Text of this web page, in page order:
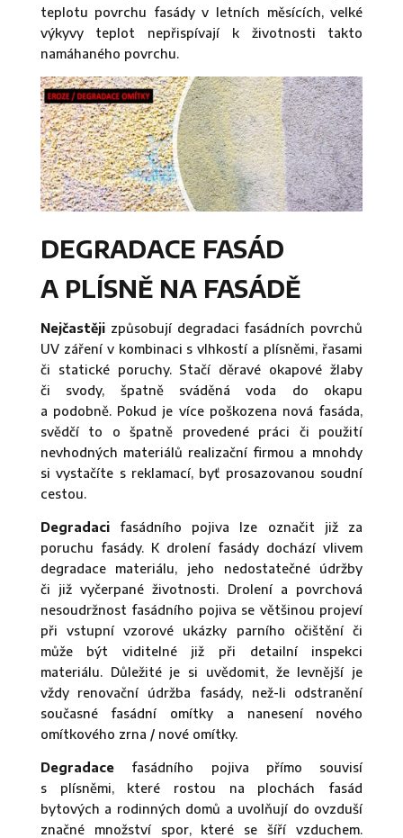
teplotu povrchu fasády v letních měsících, velké
výkyvy teplot nepřispívají k životnosti takto
namáhaného povrchu.
DEGRADACE FASÁD
A PLÍSNĚ NA FASÁDĚ
Nejčastěji způsobují degradaci fasádních povrchů
UV záření v kombinaci s vlhkostí a plísněmi, řasami
či statické poruchy. Stačí děravé okapové žlaby
či svody, špatně sváděná voda do okapu
a podobně. Pokud je více poškozena nová fasáda,
svědčí to o špatně provedené práci či použití
nevhodných materiálů realizační firmou a mnohdy
si vystačíte s reklamací, byť prosazovanou soudní
cestou.
Degradaci fasádního pojiva lze označit již za
poruchu fasády. K drolení fasády dochází vlivem
degradace materiálu, jeho nedostatečné údržby
či již vyčerpané životnosti. Drolení a povrchová
nesoudržnost fasádního pojiva se většinou projeví
při vstupní vzorové ukázky parního očištění či
může být viditelné již při detailní inspekci
materiálu. Důležité je si uvědomit, že levnější je
vždy renovační údržba fasády, než-li odstranění
současné fasádní omítky a nanesení nového
omítkového zrna / nové omítky.
Degradace fasádního pojiva přímo souvisí
s plísněmi, které rostou na plochách fasád
bytových a rodinných domů a uvolňují do ovzduší
značné množství spor, které se šíří vzduchem.